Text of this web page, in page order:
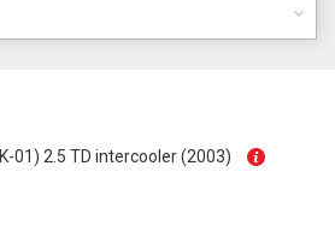
01) 2.5 TD intercooler (2003)